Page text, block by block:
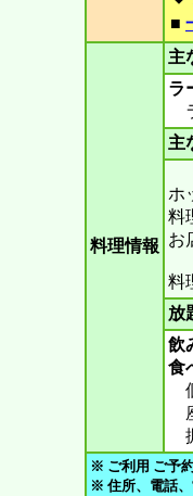
■
料理情報
主
ラ
主
ホ
料
お
料
放
飲
食
※ ご利用 ご予
※ 住所、電話